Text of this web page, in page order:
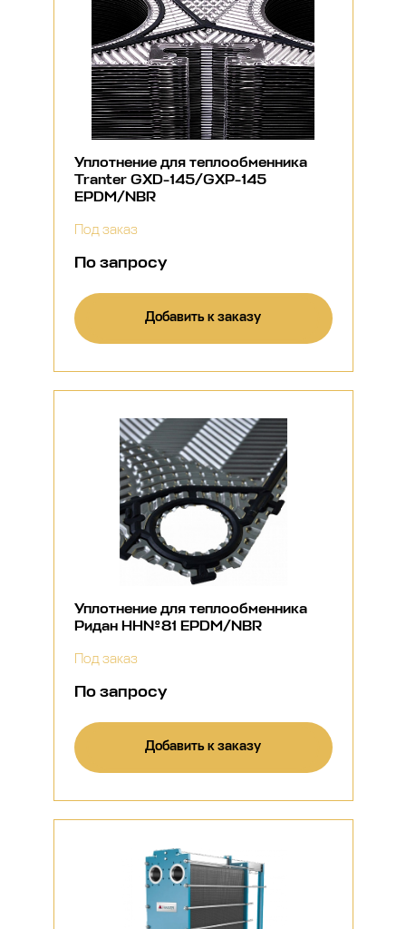
Уплотнение для теплообменника
Tranter GXD-145/GXP-145
EPDM/NBR
Под заказ
По запросу
Добавить к заказу
Уплотнение для теплообменника
Ридан НН№81 EPDM/NBR
Под заказ
По запросу
Добавить к заказу